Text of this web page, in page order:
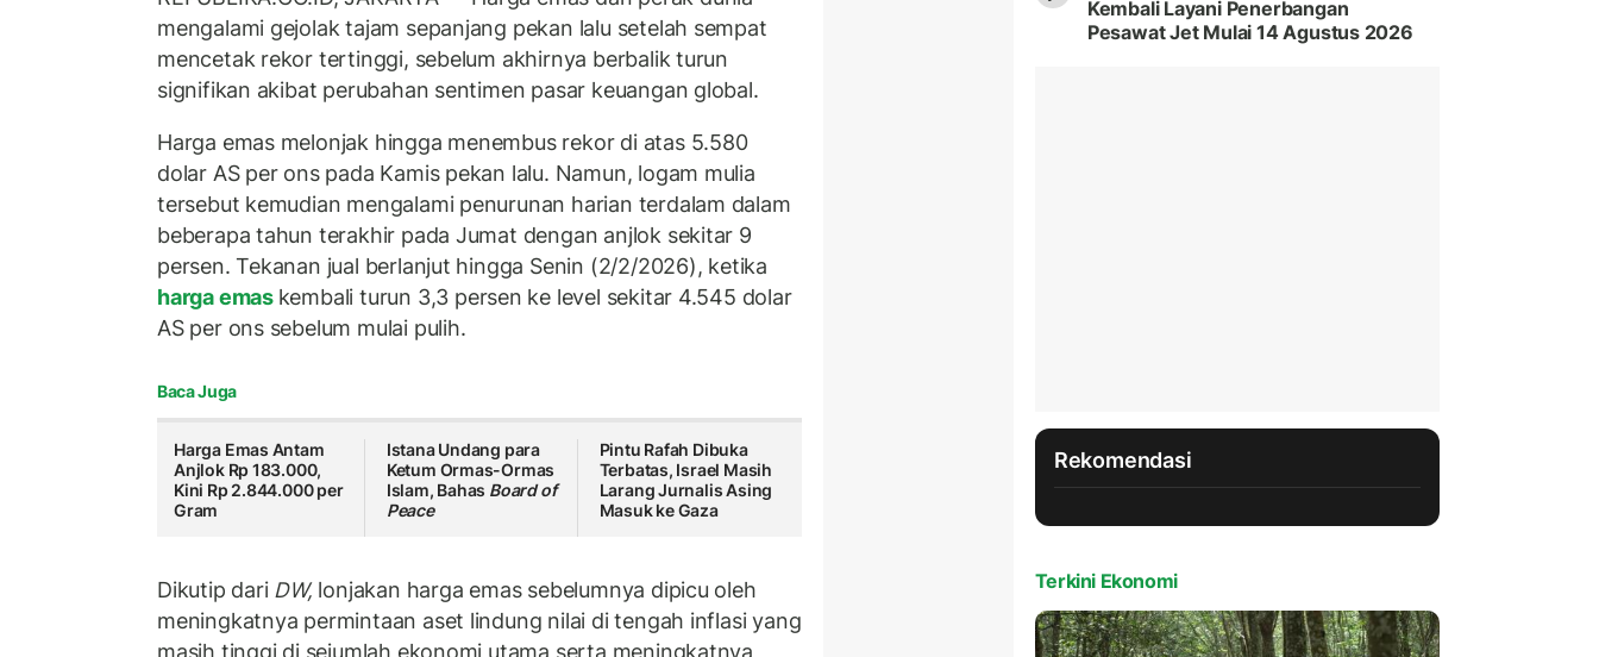
mengalami gejolak tajam sepanjang pekan lalu setelah sempat
mencetak rekor tertinggi, sebelum akhirnya berbalik turun
signifikan akibat perubahan sentimen pasar keuangan global.
Harga emas melonjak hingga menembus rekor di atas 5.580
dolar AS per ons pada Kamis pekan lalu. Namun, logam mulia
tersebut kemudian mengalami penurunan harian terdalam dalam
beberapa tahun terakhir pada Jumat dengan anjlok sekitar 9
persen. Tekanan jual berlanjut hingga Senin (2/2/2026), ketika
harga emas kembali turun 3,3 persen ke level sekitar 4.545 dolar
AS per ons sebelum mulai pulih.
Baca Juga
Harga Emas Antam
Anjlok Rp 183.000,
Kini Rp 2.844.000 per
Gram
Istana Undang para
Ketum Ormas-Ormas
Islam, Bahas Board of
Peace
Pintu Rafah Dibuka
Terbatas, Israel Masih
Larang Jurnalis Asing
Masuk ke Gaza
Dikutip dari DW, lonjakan harga emas sebelumnya dipicu oleh
meningkatnya permintaan aset lindung nilai di tengah inflasi yang
masih tinggi di sejumlah ekonomi utama serta meningkatnya
Kembali Layani Penerbangan
Pesawat Jet Mulai 14 Agustus 2026
Rekomendasi
Terkini Ekonomi